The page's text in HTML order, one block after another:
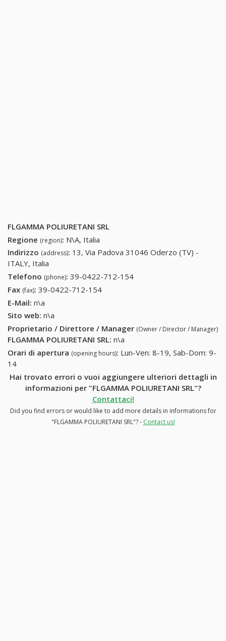
FLGAMMA POLIURETANI SRL
Regione (region): N\A, Italia
Indirizzo (address): 13, Via Padova 31046 Oderzo (TV) -
ITALY, Italia
Telefono (phone): 39-0422-712-154
Fax (fax): 39-0422-712-154
E-Mail: n\a
Sito web: n\a
Proprietario / Direttore / Manager (Owner / Director / Manager)
FLGAMMA POLIURETANI SRL: n\a
Orari di apertura (opening hours): Lun-Ven: 8-19, Sab-Dom: 9-
14
Hai trovato errori o vuoi aggiungere ulteriori dettagli in
informazioni per "FLGAMMA POLIURETANI SRL"?
Contattaci!
Did you find errors or would like to add more details in informations for
"FLGAMMA POLIURETANI SRL"? - Contact us!